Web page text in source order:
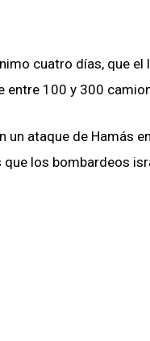
cuatro días, que
entre 100 y 300
un ataque de Hamás
los bombardeos